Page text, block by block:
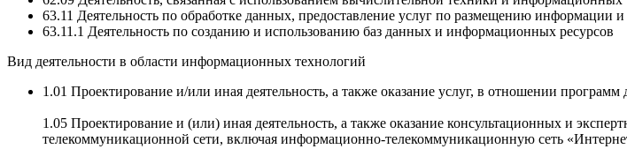
63.11 Деятельность по обработке данных, предоставление услуг по размещению информации и
63.11.1 Деятельность по созданию и использованию баз данных и информационных ресурсов
Вид деятельности в области информационных технологий
1.01 Проектирование и/или иная деятельность, а также оказание услуг, в отношении
1.05 Проектирование и (или) иная деятельность, а также оказание консультационных и
телекоммуникационной сети, включая информационно-телекоммуникационную сеть